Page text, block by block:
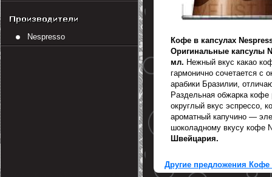
Nespresso
Кофе в капсулах
Оригинальные капсулы
мл. Нежный вкус какао
гармонично сочетается с
арабики Бразилии,
Раздельная обжарка кофе
округлый вкус эспрессо,
ароматный капучино —
шоколадному вкусу кофе
Швейцария.
Другие предложения Кофе